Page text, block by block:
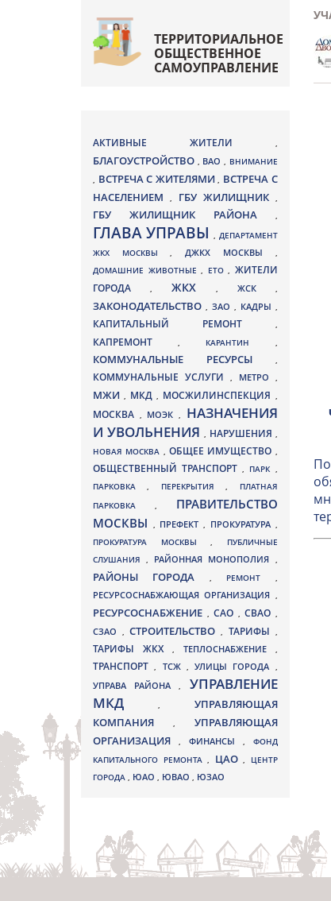
ТЕРРИТОРИАЛЬНОЕ
ОБЩЕСТВЕННОЕ
САМОУПРАВЛЕНИЕ
АКТИВНЫЕ ЖИТЕЛИ ,
БЛАГОУСТРОЙСТВО , ВАО , ВНИМАНИЕ
, ВСТРЕЧА С ЖИТЕЛЯМИ, ВСТРЕЧА С
НАСЕЛЕНИЕМ
, ГБУ ЖИЛИЩНИК ,
ГБУ ЖИЛИЩНИК РАЙОНА ,
ГЛАВА УПРАВЫ, ДЕПАРТАМЕНТ
ЖКХ МОСКВЫ,ДЖКХ МОСКВЫ ,
ДОМАШНИЕ ЖИВОТНЫЕ , ЕТО , ЖИТЕЛИ
ГОРОДА
, ЖКХ , ЖСК ,
ЗАКОНОДАТЕЛЬСТВО , ЗАО , КАДРЫ ,
КАПИТАЛЬНЫЙ РЕМОНТ ,
КАПРЕМОНТ , КАРАНТИН ,
КОММУНАЛЬНЫЕ РЕСУРСЫ ,
КОММУНАЛЬНЫЕ УСЛУГИ , МЕТРО ,
МЖИ, МКД , МОСЖИЛИНСПЕКЦИЯ ,
МОСКВА , МОЭК ,
НАЗНАЧЕНИЯ
И УВОЛЬНЕНИЯ , НАРУШЕНИЯ ,
НОВАЯ МОСКВА , ОБЩЕЕ ИМУЩЕСТВО ,
ОБЩЕСТВЕННЫЙ ТРАНСПОРТ, ПАРК ,
ПАРКОВКА, ПЕРЕКРЫТИЯ,
ПЛАТНАЯ
ПАРКОВКА ,
ПРАВИТЕЛЬСТВО
МОСКВЫ , ПРЕФЕКТ, ПРОКУРАТУРА ,
ПРОКУРАТУРА МОСКВЫ ,
ПУБЛИЧНЫЕ
СЛУШАНИЯ, РАЙОННАЯ МОНОПОЛИЯ ,
РАЙОНЫ ГОРОДА , РЕМОНТ ,
РЕСУРСОСНАБЖАЮЩАЯ ОРГАНИЗАЦИЯ ,
РЕСУРСОСНАБЖЕНИЕ , САО , СВАО ,
СЗАО ,СТРОИТЕЛЬСТВО, ТАРИФЫ ,
ТАРИФЫ ЖКХ , ТЕПЛОСНАБЖЕНИЕ ,
ТРАНСПОРТ, ТСЖ , УЛИЦЫ ГОРОДА ,
УПРАВА РАЙОНА, УПРАВЛЕНИЕ
МКД, УПРАВЛЯЮЩАЯ
КОМПАНИЯ
, УПРАВЛЯЮЩАЯ
ОРГАНИЗАЦИЯ
, ФИНАНСЫ , ФОНД
КАПИТАЛЬНОГО РЕМОНТА , ЦАО ,
ЦЕНТР
ГОРОДА , ЮАО , ЮВАО , ЮЗАО